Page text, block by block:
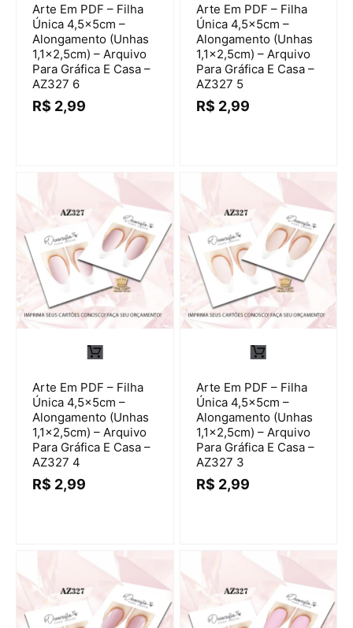
Arte Em PDF – Filha
Única 4,5x5cm –
Alongamento (Unhas
1,1×2,5cm) – Arquivo
Para Gráfica E Casa –
AZ327 6
R$ 2,99
Arte Em PDF – Filha
Única 4,5x5cm –
Alongamento (Unhas
1,1×2,5cm) – Arquivo
Para Gráfica E Casa –
AZ327 5
R$ 2,99
Arte Em PDF – Filha
Única 4,5x5cm –
Alongamento (Unhas
1,1×2,5cm) – Arquivo
Para Gráfica E Casa –
AZ327 4
R$ 2,99
Arte Em PDF – Filha
Única 4,5x5cm –
Alongamento (Unhas
1,1×2,5cm) – Arquivo
Para Gráfica E Casa –
AZ327 3
R$ 2,99